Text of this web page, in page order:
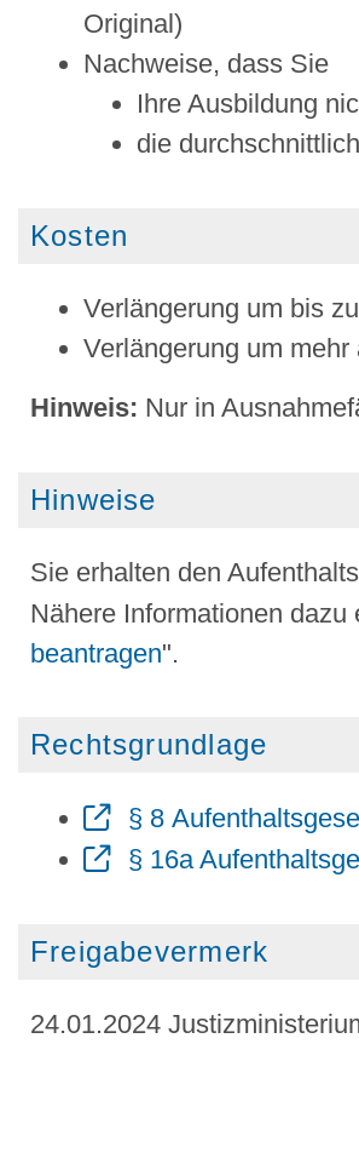
Original)
Nachweise, dass Sie
Ihre Ausbildung
die
Kosten
Verlängerung um bis
Verlängerung um
Hinweis: Nur in
Hinweise
Sie erhalten den
Nähere Informationen dazu
beantragen".
Rechtsgrundlage
§ 8
§ 16a
Freigabevermerk
24.01.2024